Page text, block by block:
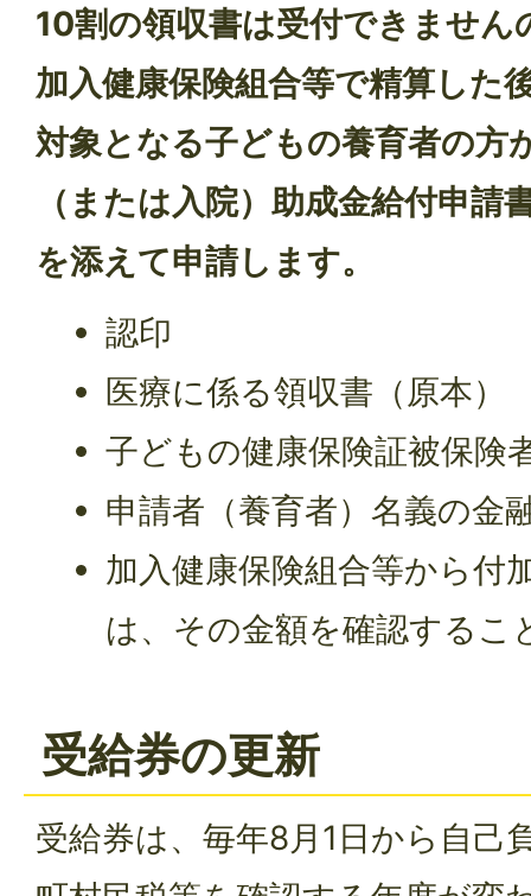
10割の領収書は受付できません
加入健康保険組合等で精算した
対象となる子どもの養育者の方
（または入院）助成金給付申請
を添えて申請します。
認印
医療に係る領収書（原本）
子どもの健康保険証被保険
申請者（養育者）名義の金
加入健康保険組合等から付
は、その金額を確認するこ
受給券の更新
受給券は、毎年8月1日から自己